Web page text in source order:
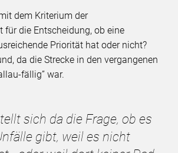
dem Kriterium der
für die Entscheidung, ob eine
Priorität hat oder nicht?
da die Strecke in den vergangenen
fällig” war.
sich da die Frage, ob es
gibt, weil es nicht